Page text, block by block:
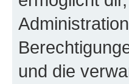
und die